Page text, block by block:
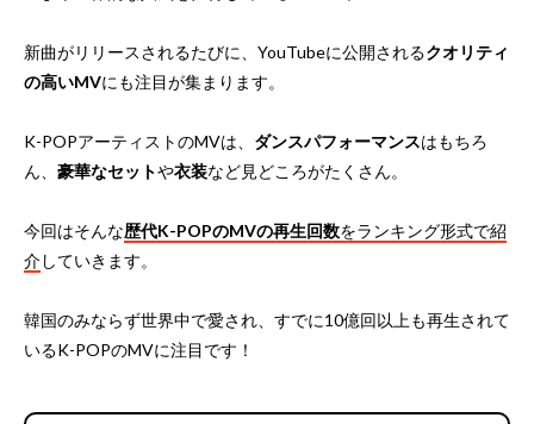
新曲がリリースされるたびに、YouTubeに公開されるクオリティ
の高いMVにも注目が集まります。
K-POPアーティストのMVは、 ダンスパフォーマンスはもちろ
ん、 豪華なセットや衣装など見どころがたくさん。
今回はそんな歴代K-POPのMVの再生回数をランキング形式で紹
介していきます。
韓国のみならず世界中で愛され、すでに10億回以上も再生されて
いるK-POPのMVに注目です！